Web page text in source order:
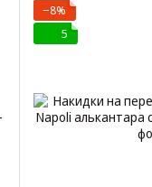
−8%
5